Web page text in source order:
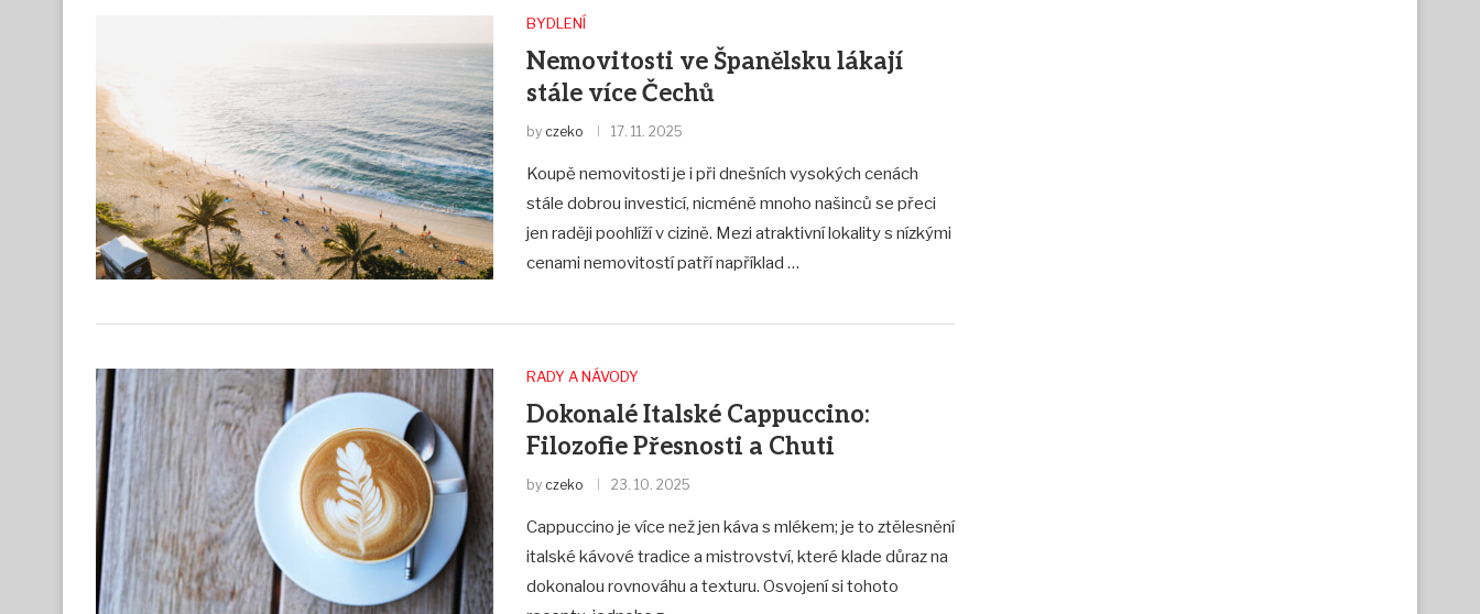
BYDLENÍ
Nemovitosti ve Španělsku lákají
stále více Čechů
by czeko 17. 11. 2025
Koupě nemovitosti je i při dnešních vysokých cenách
stále dobrou investicí, nicméně mnoho našinců se přeci
jen raději poohlíží v cizině. Mezi atraktivní lokality s nízkými
cenami nemovitostí patří například …
RADY A NÁVODY
Dokonalé Italské Cappuccino:
Filozofie Přesnosti a Chuti
by czeko 23. 10. 2025
Cappuccino je více než jen káva s mlékem; je to ztělesnění
italské kávové tradice a mistrovství, které klade důraz na
dokonalou rovnováhu a texturu. Osvojení si tohoto